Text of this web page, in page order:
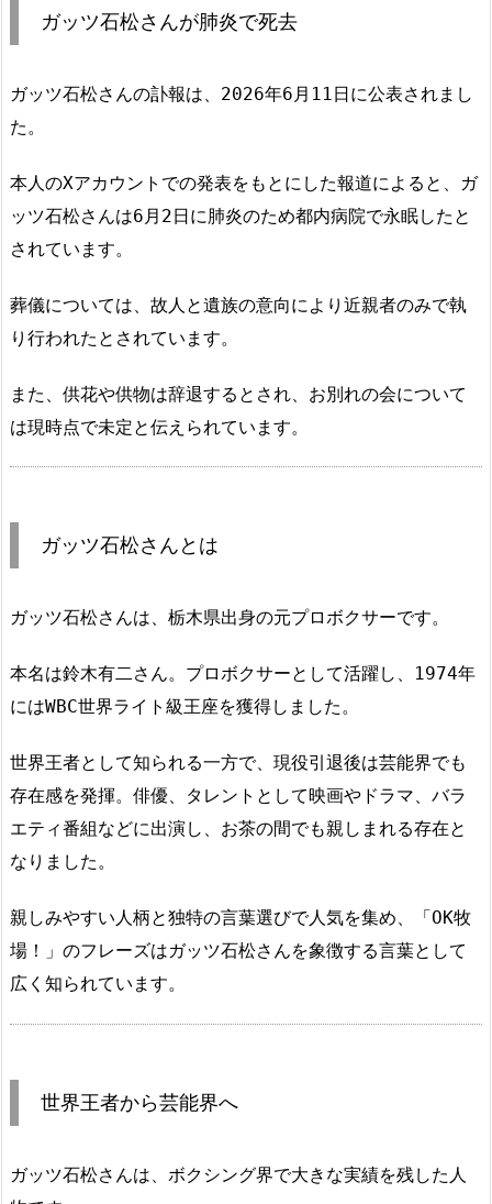
ガッツ石松さんが肺炎で死去
ガッツ石松さんの訃報は、2026年6月11日に公表されまし
た。
本人のXアカウントでの発表をもとにした報道によると、ガ
ッツ石松さんは6月2日に肺炎のため都内病院で永眠したと
されています。
葬儀については、故人と遺族の意向により近親者のみで執
り行われたとされています。
また、供花や供物は辞退するとされ、お別れの会について
は現時点で未定と伝えられています。
ガッツ石松さんとは
ガッツ石松さんは、栃木県出身の元プロボクサーです。
本名は鈴木有二さん。プロボクサーとして活躍し、1974年
にはWBC世界ライト級王座を獲得しました。
世界王者として知られる一方で、現役引退後は芸能界でも
存在感を発揮。俳優、タレントとして映画やドラマ、バラ
エティ番組などに出演し、お茶の間でも親しまれる存在と
なりました。
親しみやすい人柄と独特の言葉選びで人気を集め、「OK牧
場！」のフレーズはガッツ石松さんを象徴する言葉として
広く知られています。
世界王者から芸能界へ
ガッツ石松さんは、ボクシング界で大きな実績を残した人